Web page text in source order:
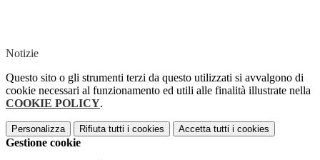
Notizie
Questo sito o gli strumenti terzi da questo utilizzati si avvalgono di
cookie necessari al funzionamento ed utili alle finalità illustrate nella
COOKIE POLICY.
Personalizza Rifiuta tutti i cookies Accetta tutti i cookies
Gestione cookie